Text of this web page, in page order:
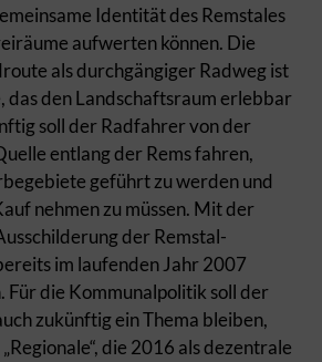
Identität des Remstales
aufwerten können. Die
als durchgängiger Radweg ist
das den Landschaftsraum erlebbar
soll der Radfahrer von der
entlang der Rems fahren,
geführt zu werden und
nehmen zu müssen. Mit der
der Remstal-
im laufenden Jahr 2007
Für die Kommunalpolitik soll der
zukünftig ein Thema bleiben,
die 2016 als dezentrale